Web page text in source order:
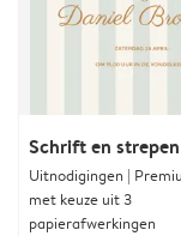
Schrift en strepen
Uitnodigingen |
met keuze uit 3
papierafwerkingen